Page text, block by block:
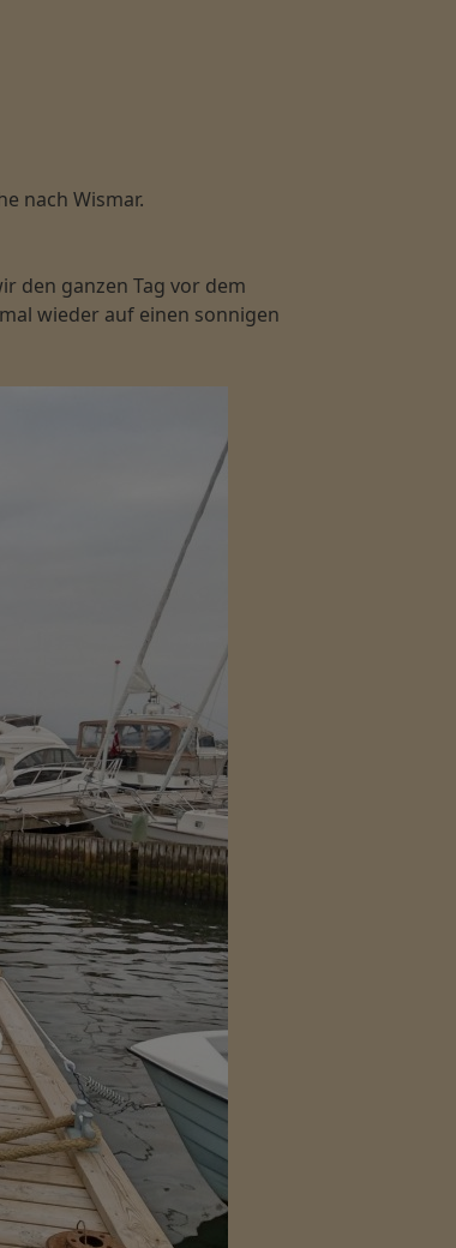
nach Wismar.
den ganzen Tag vor dem
wieder auf einen sonnigen